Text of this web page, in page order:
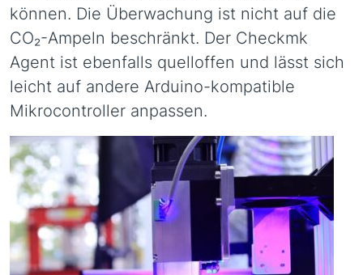
können. Die Überwachung ist nicht auf die
CO₂-Ampeln beschränkt. Der Checkmk
Agent ist ebenfalls quelloffen und lässt sich
leicht auf andere Arduino-kompatible
Mikrocontroller anpassen.